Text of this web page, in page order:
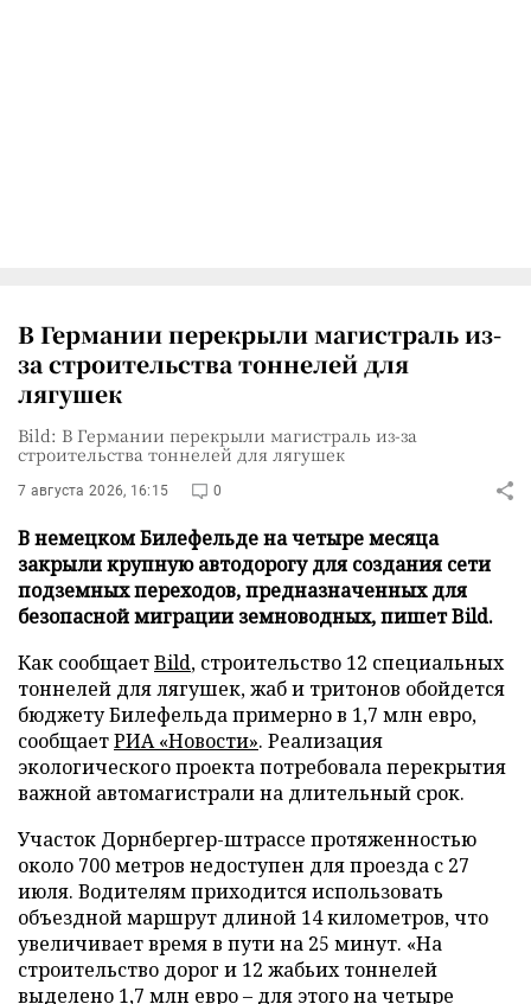
В Германии перекрыли магистраль из-
за строительства тоннелей для
лягушек
Bild: В Германии перекрыли магистраль из-за
строительства тоннелей для лягушек
7 августа 2026, 16:15 0
В немецком Билефельде на четыре месяца
закрыли крупную автодорогу для создания сети
подземных переходов, предназначенных для
безопасной миграции земноводных, пишет Bild.
Как сообщаетBild, строительство 12 специальных
тоннелей для лягушек, жаб и тритонов обойдется
бюджету Билефельда примерно в 1,7 млн евро,
сообщаетРИА «Новости». Реализация
экологического проекта потребовала перекрытия
важной автомагистрали на длительный срок.
Участок Дорнбергер-штрассе протяженностью
около 700 метров недоступен для проезда с 27
июля. Водителям приходится использовать
объездной маршрут длиной 14 километров, что
увеличивает время в пути на 25 минут. «На
строительство дорог и 12 жабьих тоннелей
выделено 1,7 млн евро – для этого на четыре